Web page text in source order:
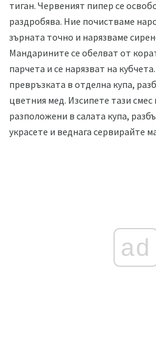
тиган. Червеният пипер се
раздробява. Ние почистваме
зърната точно и нарязваме
Мандарините се обелват от
парчета и се нарязват на
превръзката в отделна купа,
цветния мед. Изсипете тази смес
разположени в салата купа,
украсете и веднага сервирайте
ad